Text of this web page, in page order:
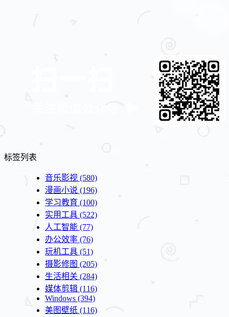
标签列表
音乐影视 (580)
漫画小说 (196)
学习教育 (100)
实用工具 (522)
人工智能 (77)
办公效率 (76)
玩机工具 (51)
摄影修图 (205)
生活相关 (284)
媒体剪辑 (116)
Windows (394)
美图壁纸 (116)